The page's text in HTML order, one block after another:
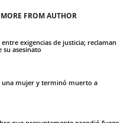
MORE FROM AUTHOR
exigencias de justicia; reclaman
su asesinato
una mujer y terminó muerto a